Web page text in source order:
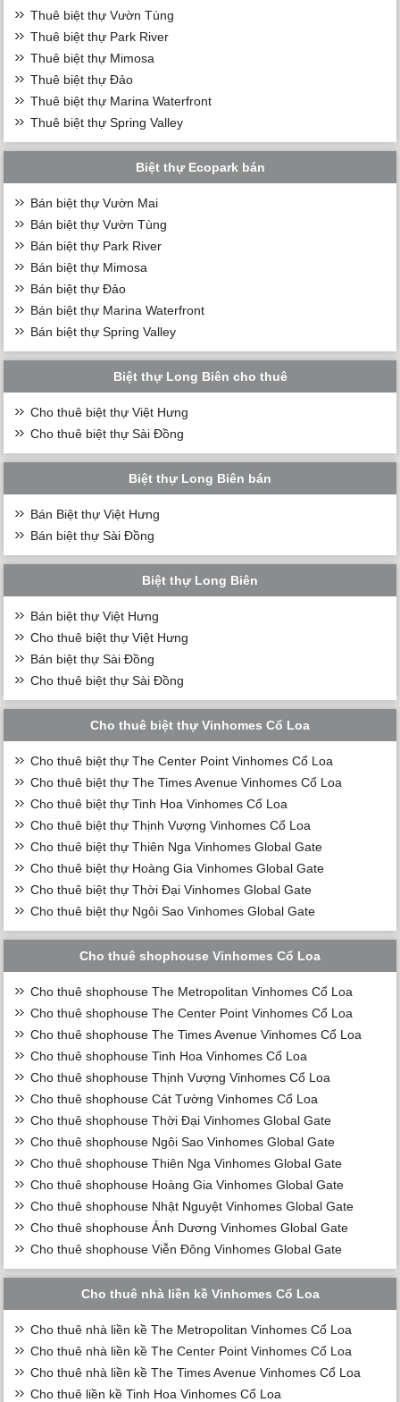
Thuê biệt thự Vườn Tùng
Thuê biệt thự Park River
Thuê biệt thự Mimosa
Thuê biệt thự Đảo
Thuê biệt thự Marina Waterfront
Thuê biệt thự Spring Valley
Biệt thự Ecopark bán
Bán biệt thự Vườn Mai
Bán biệt thự Vườn Tùng
Bán biệt thự Park River
Bán biệt thự Mimosa
Bán biệt thự Đảo
Bán biệt thự Marina Waterfront
Bán biệt thự Spring Valley
Biệt thự Long Biên cho thuê
Cho thuê biệt thự Việt Hưng
Cho thuê biệt thự Sài Đồng
Biệt thự Long Biên bán
Bán Biệt thự Việt Hưng
Bán biệt thự Sài Đồng
Biệt thự Long Biên
Bán biệt thự Việt Hưng
Cho thuê biệt thự Việt Hưng
Bán biệt thự Sài Đồng
Cho thuê biệt thự Sài Đồng
Cho thuê biệt thự Vinhomes Cổ Loa
Cho thuê biệt thự The Center Point Vinhomes Cổ Loa
Cho thuê biệt thự The Times Avenue Vinhomes Cổ Loa
Cho thuê biệt thự Tinh Hoa Vinhomes Cổ Loa
Cho thuê biệt thự Thịnh Vượng Vinhomes Cổ Loa
Cho thuê biệt thự Thiên Nga Vinhomes Global Gate
Cho thuê biệt thự Hoàng Gia Vinhomes Global Gate
Cho thuê biệt thự Thời Đại Vinhomes Global Gate
Cho thuê biệt thự Ngôi Sao Vinhomes Global Gate
Cho thuê shophouse Vinhomes Cổ Loa
Cho thuê shophouse The Metropolitan Vinhomes Cổ Loa
Cho thuê shophouse The Center Point Vinhomes Cổ Loa
Cho thuê shophouse The Times Avenue Vinhomes Cổ Loa
Cho thuê shophouse Tinh Hoa Vinhomes Cổ Loa
Cho thuê shophouse Thịnh Vượng Vinhomes Cổ Loa
Cho thuê shophouse Cát Tường Vinhomes Cổ Loa
Cho thuê shophouse Thời Đại Vinhomes Global Gate
Cho thuê shophouse Ngôi Sao Vinhomes Global Gate
Cho thuê shophouse Thiên Nga Vinhomes Global Gate
Cho thuê shophouse Hoàng Gia Vinhomes Global Gate
Cho thuê shophouse Nhật Nguyệt Vinhomes Global Gate
Cho thuê shophouse Ánh Dương Vinhomes Global Gate
Cho thuê shophouse Viễn Đông Vinhomes Global Gate
Cho thuê nhà liền kề Vinhomes Cổ Loa
Cho thuê nhà liền kề The Metropolitan Vinhomes Cổ Loa
Cho thuê nhà liền kề The Center Point Vinhomes Cổ Loa
Cho thuê nhà liền kề The Times Avenue Vinhomes Cổ Loa
Cho thuê liền kề Tinh Hoa Vinhomes Cổ Loa